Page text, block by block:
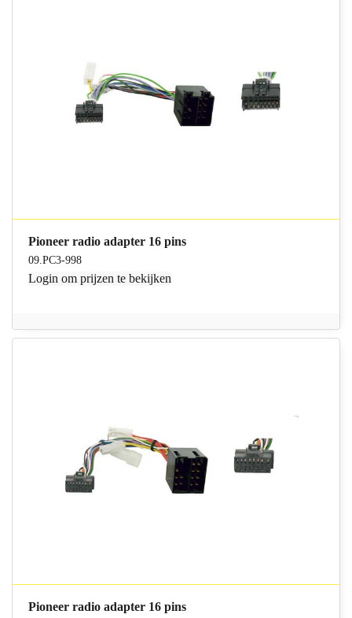
Pioneer radio adapter 16 pins
09.PC3-998
Login om prijzen te bekijken
Pioneer radio adapter 16 pins